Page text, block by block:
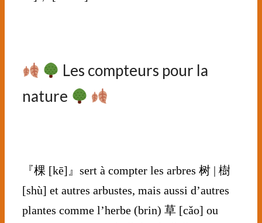
Les compteurs pour la
nature
『棵 [kē]』sert à compter les arbres 树 | 樹
[shù] et autres arbustes, mais aussi d’autres
plantes comme l’herbe (brin) 草 [cǎo] ou